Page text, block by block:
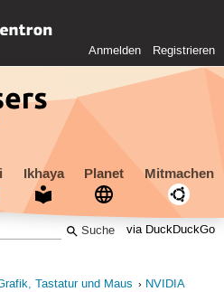
Anmelden Registrieren
Ikhaya Planet Mitmachen
via DuckDuckGo
Tastatur und Maus
NVIDIA